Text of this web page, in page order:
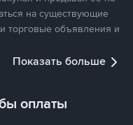
на существующие
торговые объявления и
Показать больше
оплаты